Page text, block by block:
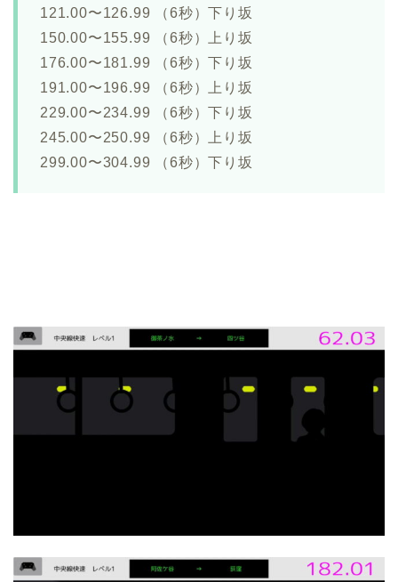
121.00〜126.99 （6秒）下り坂
150.00〜155.99 （6秒）上り坂
176.00〜181.99 （6秒）下り坂
191.00〜196.99 （6秒）上り坂
229.00〜234.99 （6秒）下り坂
245.00〜250.99 （6秒）上り坂
299.00〜304.99 （6秒）下り坂